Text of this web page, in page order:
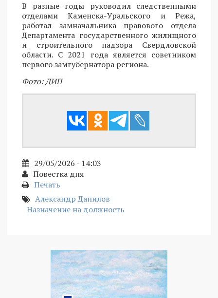
В разные годы руководил следственными
отделами Каменска-Уральского и Режа,
работал замначальника правового отдела
Департамента государственного жилищного
и строительного надзора Свердловской
области. С 2021 года является советником
первого замгубернатора региона.
Фото: ДИП
29/05/2026 - 14:03
Повестка дня
Печать
Александр Данилов
Назначение на должность